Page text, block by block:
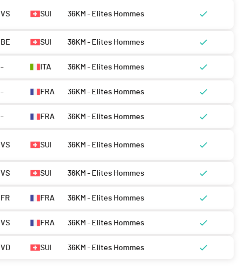
VS SUI 36KM - Elites Hommes
BE SUI 36KM - Elites Hommes
- ITA 36KM - Elites Hommes
- FRA 36KM - Elites Hommes
- FRA 36KM - Elites Hommes
VS SUI 36KM - Elites Hommes
VS SUI 36KM - Elites Hommes
FR FRA 36KM - Elites Hommes
VS FRA 36KM - Elites Hommes
VD SUI 36KM - Elites Hommes